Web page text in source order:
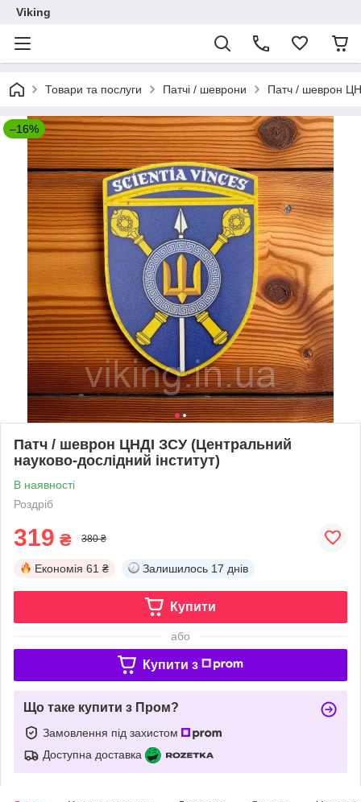
Viking
Товари та послуги Патчі / шеврони Патч / шеврон
–16%
Патч / шеврон ЦНДІ ЗСУ (Центральний
науково-дослідний інститут)
В наявності
Роздріб
319 ₴ 380 ₴
Економія 61 ₴ Залишилось 17 днів
Купити
або
Купити з
Що таке купити з Пром?
Замовлення під захистом
Доступна доставка